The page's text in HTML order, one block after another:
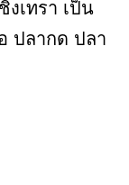
เทรา เป็น
ปลากด ปลา